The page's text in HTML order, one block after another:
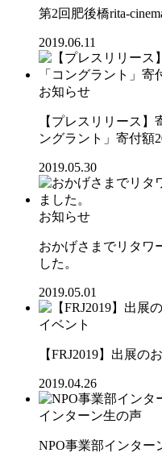
第2回肥後橋rita-
2019.06.11
お知らせ
【プレスリリース
ングラント」寄付額
2019.05.30
お知らせ
おかげさまでリタワ
した。
2019.05.01
イベント
【FRJ2019】出展の
2019.04.26
インターン生の声
NPO事業部インター